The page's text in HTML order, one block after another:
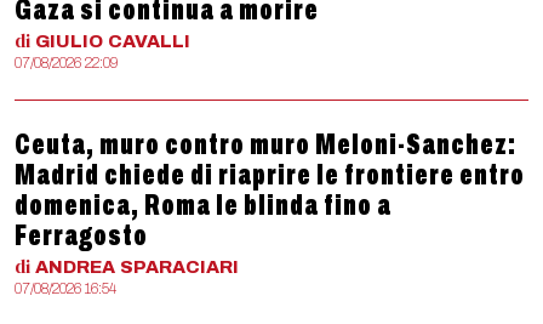
Gaza si continua a morire
di GIULIO CAVALLI
07/08/2026 22:09
Ceuta, muro contro muro Meloni-Sanchez:
Madrid chiede di riaprire le frontiere entro
domenica, Roma le blinda fino a
Ferragosto
di ANDREA SPARACIARI
07/08/2026 16:54